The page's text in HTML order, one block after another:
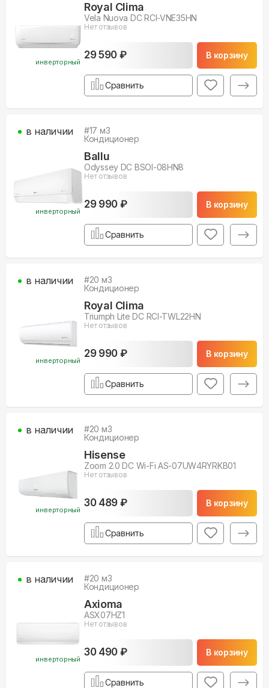
инверторный
Royal Clima
Vela Nuova DC RCI-VNE35HN
Нет отзывов
29 590 ₽ В корзину
Сравнить
инверторный
#17 м3
Кондиционер
Ballu
Odyssey DC BSOI-08HN8
Нет отзывов
29 990 ₽ В корзину
в наличии
Сравнить
инверторный
#20 м3
Кондиционер
Royal Clima
Triumph Lite DC RCI-TWL22HN
Нет отзывов
29 990 ₽ В корзину
в наличии
Сравнить
инверторный
#20 м3
Кондиционер
Hisense
Zoom 2.0 DC Wi-Fi AS-07UW4RYRKB01
Нет отзывов
30 489 ₽ В корзину
в наличии
Сравнить
инверторный
#20 м3
Кондиционер
Axioma
ASX07HZ1
Нет отзывов
30 490 ₽ В корзину
в наличии
Сравнить